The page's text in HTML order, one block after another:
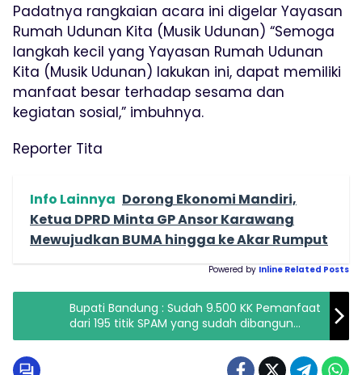
Padatnya rangkaian acara ini digelar Yayasan
Rumah Udunan Kita (Musik Udunan) “Semoga
langkah kecil yang Yayasan Rumah Udunan
Kita (Musik Udunan) lakukan ini, dapat memiliki
manfaat besar terhadap sesama dan
kegiatan sosial,” imbuhnya.
Reporter Tita
Info Lainnya Dorong Ekonomi Mandiri,
Ketua DPRD Minta GP Ansor Karawang
Mewujudkan BUMA hingga ke Akar Rumput
Powered by Inline Related Posts
Bupati Bandung : Sudah 9.500 KK Pemanfaat
dari 195 titik SPAM yang sudah dibangun
Pemkab Bandung per November 2022 ini